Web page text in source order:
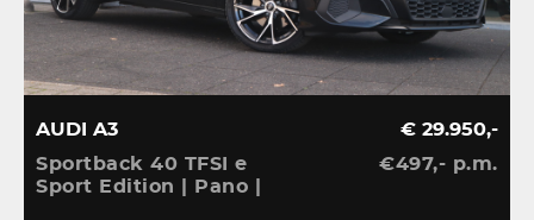
AUDI A3
Sportback 40 TFSI e
Sport Edition | Pano |
€ 29.950,-
€497,- p.m.